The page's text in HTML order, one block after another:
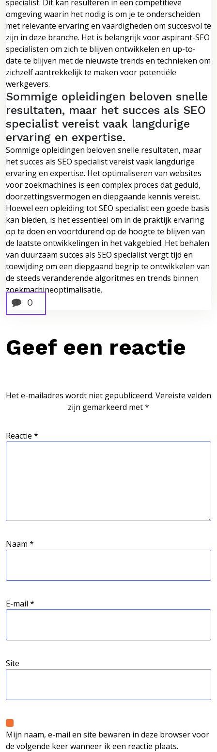
specialist. Dit kan resulteren in een competitieve
omgeving waarin het nodig is om je te onderscheiden
met relevante ervaring en vaardigheden om succesvol te
zijn in deze branche. Het is belangrijk voor aspirant-SEO
specialisten om zich te blijven ontwikkelen en up-to-
date te blijven met de nieuwste trends en technieken om
zichzelf aantrekkelijk te maken voor potentiële
werkgevers.
Sommige opleidingen beloven snelle
resultaten, maar het succes als SEO
specialist vereist vaak langdurige
ervaring en expertise.
Sommige opleidingen beloven snelle resultaten, maar
het succes als SEO specialist vereist vaak langdurige
ervaring en expertise. Het optimaliseren van websites
voor zoekmachines is een complex proces dat geduld,
doorzettingsvermogen en diepgaande kennis vereist.
Hoewel een opleiding tot SEO specialist een goede basis
kan bieden, is het essentieel om in de praktijk ervaring
op te doen en voortdurend op de hoogte te blijven van
de laatste ontwikkelingen in het vakgebied. Het behalen
van duurzaam succes als SEO specialist vergt tijd en
toewijding om een diepgaand begrip te ontwikkelen van
de steeds veranderende algoritmes en trends binnen
zoekmachineoptimalisatie.
0
Geef een reactie
Het e-mailadres wordt niet gepubliceerd. Vereiste velden
zijn gemarkeerd met*
Reactie *
Naam *
E-mail *
Site
Mijn naam, e-mail en site bewaren in deze browser voor
de volgende keer wanneer ik een reactie plaats.